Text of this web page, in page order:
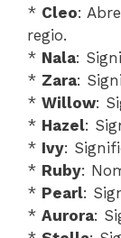
* Cleo:
regio.
* Nala:
* Zara:
* Willow:
* Hazel:
* Ivy:
* Ruby:
* Pearl:
* Aurora: